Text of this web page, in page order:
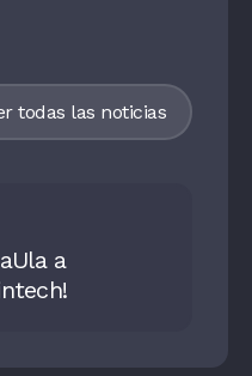
todas las noticias
a